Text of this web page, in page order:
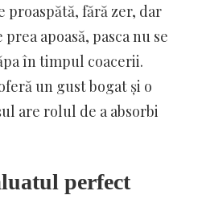
proaspătă, fără zer, dar
apoasă, pasca nu se
în timpul coacerii.
un gust bogat și o
are rolul de a absorbi
perfect